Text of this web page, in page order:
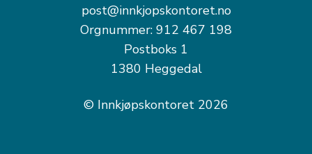
post@innkjopskontoret.no
Orgnummer: 912 467 198
Postboks 1
1380 Heggedal
© Innkjøpskontoret 2026